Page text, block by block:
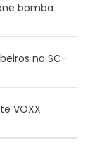
bomba
na SC-
VOXX